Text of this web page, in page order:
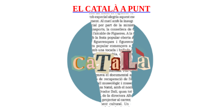
EL CATALÀ A PUNT